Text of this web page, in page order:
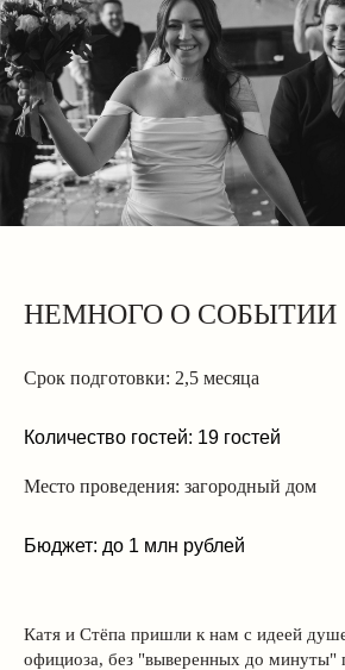
НЕМНОГО О СОБЫТИИ
Срок подготовки: 2,5 месяца
Количество гостей: 19 гостей
Место проведения: загородный дом
Бюджет: до 1 млн рублей
Катя и Стёпа пришли к нам с идеей
официоза, без "выверенных до минуты"